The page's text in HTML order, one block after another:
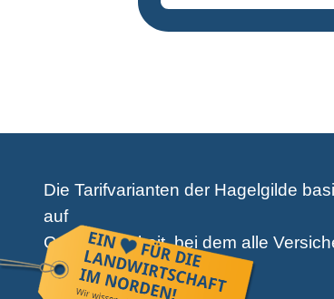
Die Tarifvarianten der Hagelgilde
auf
Gegenseitigkeit, bei dem alle